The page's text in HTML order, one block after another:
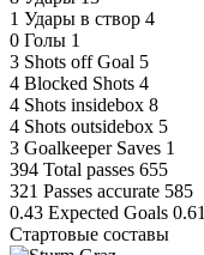
1 Удары в створ 4
0 Голы 1
3 Shots off Goal 5
4 Blocked Shots 4
4 Shots insidebox 8
4 Shots outsidebox 5
3 Goalkeeper Saves 1
394 Total passes 655
321 Passes accurate 585
0.43 Expected Goals 0.61
Стартовые составы